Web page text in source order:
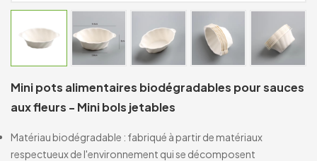
Mini pots alimentaires biodégradables pour sauces
aux fleurs - Mini bols jetables
Matériau biodégradable : fabriqué à partir de matériaux
respectueux de l'environnement qui se décomposent